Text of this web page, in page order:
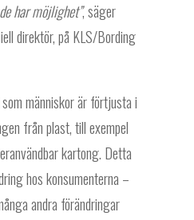
har möjlighet”, säger
direktör, på KLS/Bording
människor är förtjusta i
från plast, till exempel
kartong. Detta
hos konsumenterna –
andra förändringar